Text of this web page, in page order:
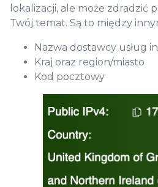
lokalizacji, ale może zdradzić
Twój temat. Są to między
Nazwa dostawcy usług
Kraj oraz region/miasto
Kod pocztowy